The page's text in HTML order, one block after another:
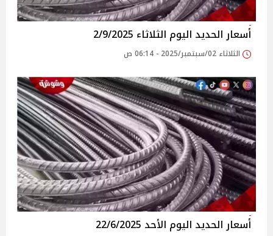
أسعار الحديد اليوم الثلاثاء 2/9/2025
الثلاثاء 02/سبتمبر/2025 - 06:14 ص
أسعار الحديد اليوم الأحد 22/6/2025